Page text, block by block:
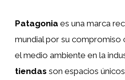
Patagonia es una marca
mundial por su compromiso
el medio ambiente en la
tiendas son espacios